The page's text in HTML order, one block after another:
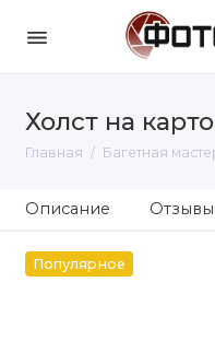
Холст на
Главная Багетная
Описание Отзывы
Популярное